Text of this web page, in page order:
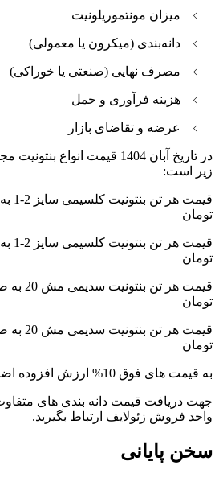
میزان مونتموریلونیت
دانه‌بندی (میکرون یا معمولی)
مصرف نهایی (صنعتی یا خوراکی)
هزینه فرآوری و حمل
عرضه و تقاضای بازار
در تاریخ آبان 1404 قیمت
زیر است:
تومان
تومان
تومان
تومان
به قیمت های فوق 10% ارزش افزوده اضافه خواهد شد.
جهت دریافت قیمت دانه بندی های متفاوت
واحد فروش زئولایف ارتباط بگیرید.
سخن پایانی